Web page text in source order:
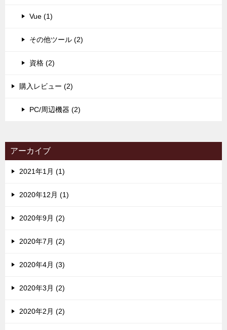
Vue (1)
その他ツール (2)
資格 (2)
購入レビュー (2)
PC/周辺機器 (2)
アーカイブ
2021年1月 (1)
2020年12月 (1)
2020年9月 (2)
2020年7月 (2)
2020年4月 (3)
2020年3月 (2)
2020年2月 (2)